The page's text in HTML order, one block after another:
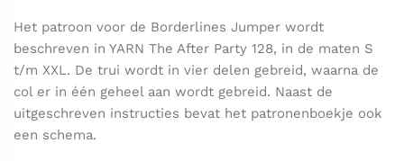
Het patroon voor de Borderlines Jumper wordt
beschreven in YARN The After Party 128, in de maten S
t/m XXL. De trui wordt in vier delen gebreid, waarna de
col er in één geheel aan wordt gebreid. Naast de
uitgeschreven instructies bevat het patronenboekje ook
een schema.